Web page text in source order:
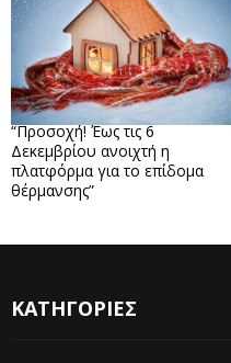
“Προσοχή! Έως τις 6
Δεκεμβρίου ανοιχτή η
πλατφόρμα για το επίδομα
θέρμανσης”
ΚΑΤΗΓΟΡΙΕΣ